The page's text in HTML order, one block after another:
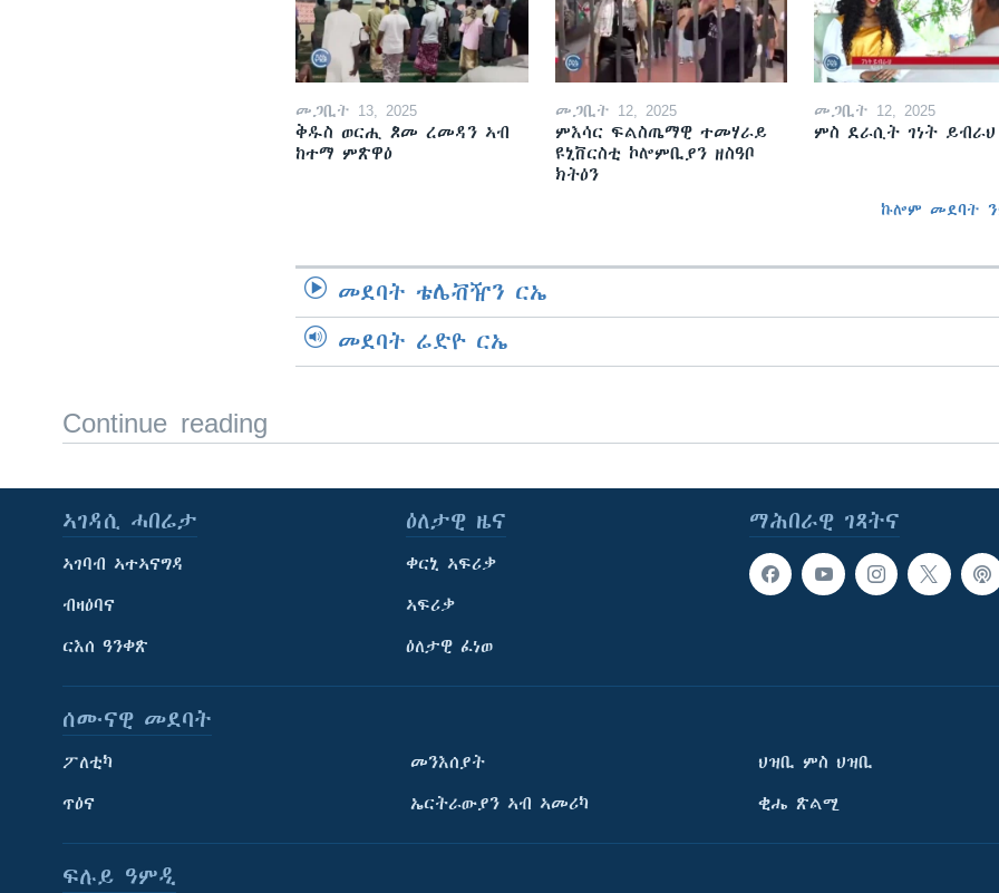
መጋቢት 13, 2025
ቅዱስ ወርሒ ጾመ ረመዳን ኣብ
ከተማ ምጽዋዕ
መጋቢት 12, 2025
ምእሳር ፍልስጤማዊ ተመሃራይ
ዩኒቨርስቲ ኮሎምቢያን ዘስዓቦ
ክትዕን
መጋቢት 12, 2025
ምስ ደራሲት ገነት ይብራህ
ኩሎም መደባት
መደባት ቴሌቭዥን ርኤ
መደባት ሬድዮ ርኤ
Continue reading
ማሕበራዊ ገጻትና
ኣገዳሲ ሓበሬታ
ኣገባብ ኣተኣናግዳ
ብዛዕባና
ርእሰ ዓንቀጽ
ዕለታዊ ዜና
ቀርኒ ኣፍሪቃ
ኣፍሪቃ
ዕለታዊ ፈነወ
ሰሙናዊ መደባት
ፖለቲካ
ጥዕና
መንእሰያት
ኤርትራውያን ኣብ ኣመሪካ
ህዝቢ ምስ ህዝቢ
ቂሔ ጽልሚ
ፍሉይ ዓምዲ